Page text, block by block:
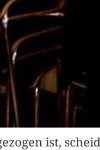
ist,